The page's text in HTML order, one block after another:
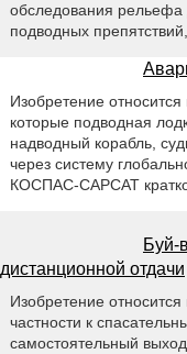
обследования рельефа
подводных
Изобретение
которые подводная
надводный корабль,
через систему
КОСПАС-САРСАТ
Буй-
дистанционной отдачи
Изобретение относится
частности к
самостоятельный